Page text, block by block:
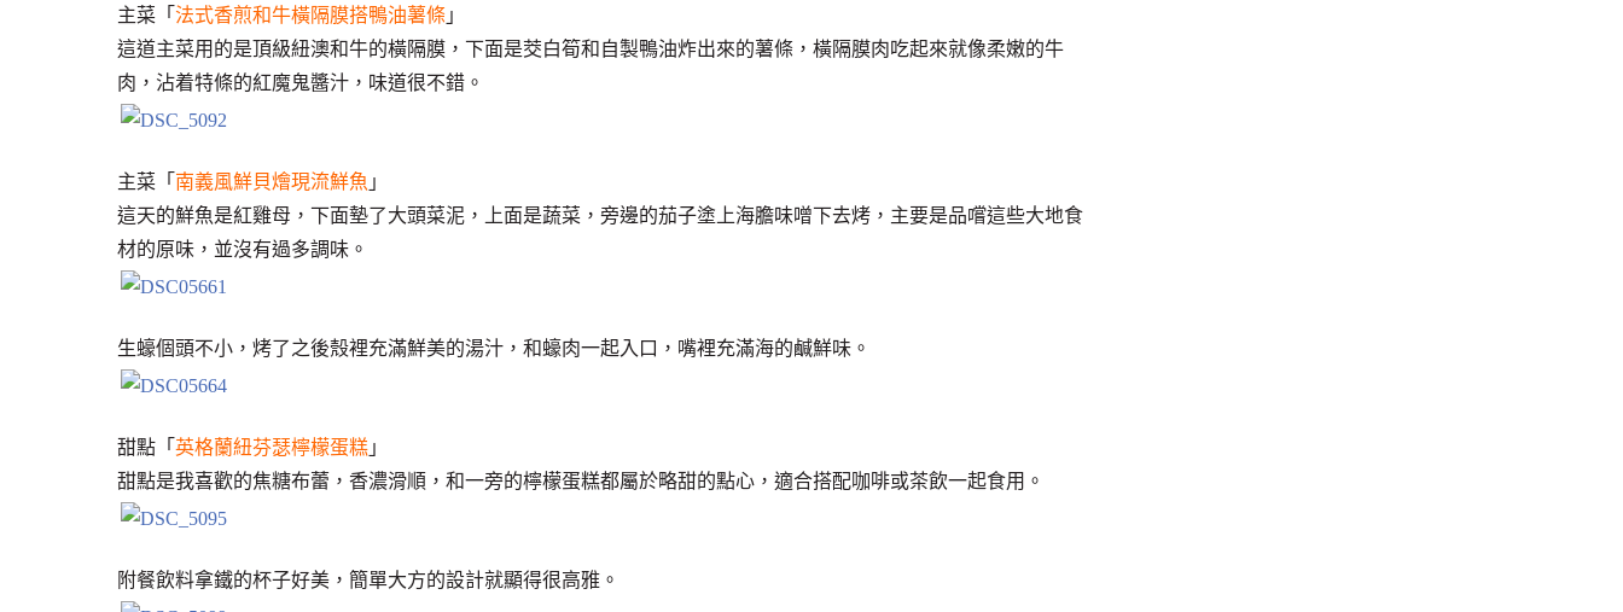
主菜「 法式香煎和牛橫隔膜搭鴨油薯條 」
這道主菜用的是頂級紐澳和牛的橫隔膜，下面是茭白筍和自製鴨油炸出來的薯條，橫隔膜肉吃起來就像柔嫩的牛
肉，沾着特條的紅魔鬼醬汁，味道很不錯。
主菜「 南義風鮮貝燴現流鮮魚 」
這天的鮮魚是紅雞母，下面墊了大頭菜泥，上面是蔬菜，旁邊的茄子塗上海膽味噌下去烤，主要是品嚐這些大地食
材的原味，並沒有過多調味。
生蠔個頭不小，烤了之後殼裡充滿鮮美的湯汁，和蠔肉一起入口，嘴裡充滿海的鹹鮮味。
甜點「 英格蘭紐芬瑟檸檬蛋糕 」
甜點是我喜歡的焦糖布蕾，香濃滑順，和一旁的檸檬蛋糕都屬於略甜的點心，適合搭配咖啡或茶飲一起食用。
附餐飲料拿鐵的杯子好美，簡單大方的設計就顯得很高雅。